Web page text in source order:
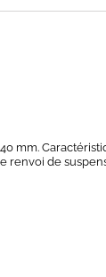
mm.
renvoi de